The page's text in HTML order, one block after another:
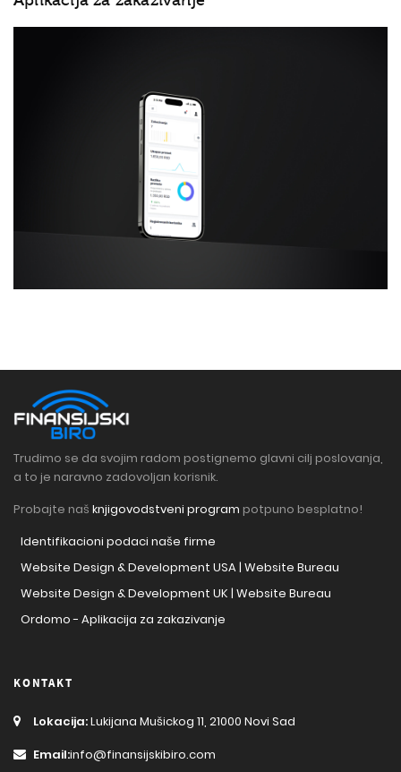
Trudimo se da svojim radom postignemo glavni cilj poslovanja,
a to je naravno zadovoljan korisnik.
Probajte naš knjigovodstveni program potpuno besplatno!
Identifikacioni podaci naše firme
Website Design & Development USA | Website Bureau
Website Design & Development UK | Website Bureau
Ordomo - Aplikacija za zakazivanje
KONTAKT
Lokacija:Lukijana Mušickog 11, 21000 Novi Sad
Email:info@finansijskibiro.com